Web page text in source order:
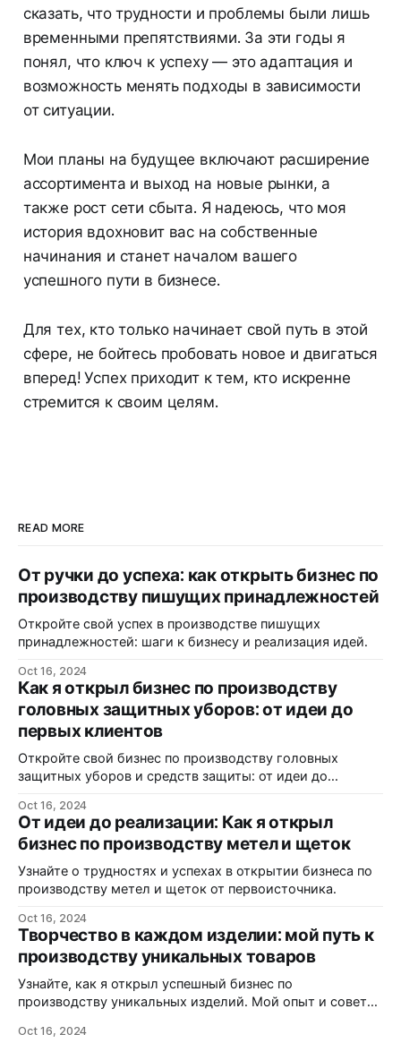
сказать, что трудности и проблемы были лишь
временными препятствиями. За эти годы я
понял, что ключ к успеху — это адаптация и
возможность менять подходы в зависимости
от ситуации.
Мои планы на будущее включают расширение
ассортимента и выход на новые рынки, а
также рост сети сбыта. Я надеюсь, что моя
история вдохновит вас на собственные
начинания и станет началом вашего
успешного пути в бизнесе.
Для тех, кто только начинает свой путь в этой
сфере, не бойтесь пробовать новое и двигаться
вперед! Успех приходит к тем, кто искренне
стремится к своим целям.
READ MORE
От ручки до успеха: как открыть бизнес по
производству пишущих принадлежностей
Откройте свой успех в производстве пишущих
принадлежностей: шаги к бизнесу и реализация идей.
Oct 16, 2024
Как я открыл бизнес по производству
головных защитных уборов: от идеи до
первых клиентов
Откройте свой бизнес по производству головных
защитных уборов и средств защиты: от идеи до
Oct 16, 2024
От идеи до реализации: Как я открыл
бизнес по производству метел и щеток
Узнайте о трудностях и успехах в открытии бизнеса по
производству метел и щеток от первоисточника.
Oct 16, 2024
Творчество в каждом изделии: мой путь к
производству уникальных товаров
Узнайте, как я открыл успешный бизнес по
производству уникальных изделий. Мой опыт и советы
Oct 16, 2024